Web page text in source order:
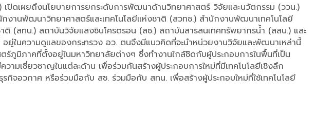
ดเผยถึงนโยบายการยกระดับการพัฒนาด้านวิทยาศาสตร์ วิจัยและนวัตกรรม (ววน.)
งานพัฒนาวิทยาศาสตร์และเทคโนโลยีแห่งชาติ (สวทช.) สำนักงานพัฒนาเทคโนโลยี
(สทน.) สถาบันวิจัยแสงซินโครตรอน (สซ.) สถาบันสารสนเทศทรัพยากรน้ำ (สสน.) และ
ในความดูแลของกระทรวง อว. ตนจึงมีแนวคิดที่จะนำหน่วยงานวิจัยและพัฒนาเหล่านี้
ร์ภูมิภาคที่ตั้งอยู่ในมหาวิทยาลัยต่างๆ ซึ่งทำงานใกล้ชิดกับผู้ประกอบการในพื้นที่เป็น
เชี่ยวชาญในแต่ละด้าน เพื่อร่วมกันสร้างผู้ประกอบการใหม่ที่มีเทคโนโลยีเชิงลึก
อวกาศ หรือร่วมมือกับ สซ. ร่วมมือกับ สทน. เพื่อสร้างผู้ประกอบใหม่ที่ใช้เทคโนโลยี